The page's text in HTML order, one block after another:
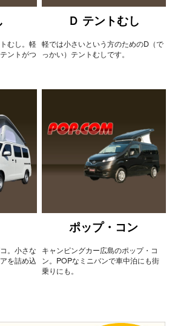
むし。軽
ントがつ
Ｄ テントむし
軽では小さいという方のためのD（で
っかい）テントむしです。
。小さな
を詰め込
ポップ・コン
キャンピングカー広島のポップ・コ
ン。POPなミニバンで車中泊にも街
乗りにも。